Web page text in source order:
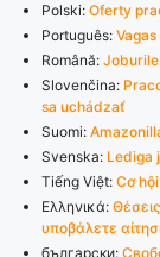
Polski: Oferty
Português:
Română:
Slovenčina:
sa uchádzať
Suomi:
Svenska: Lediga
Tiếng Việt: Cơ
Ελληνικά:
υποβάλετε
български: